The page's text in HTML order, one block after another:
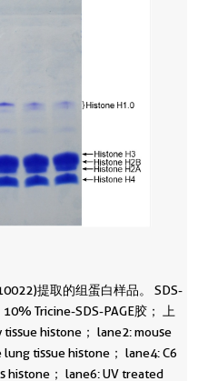
提取的组蛋白样品。 SDS-
Tricine-SDS-PAGE胶； 上
histone； lane2: mouse
tissue histone； lane4: C6
histone； lane6: UV treated